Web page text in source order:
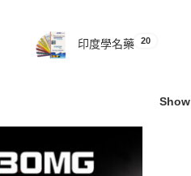
印度學名藥 20
Show